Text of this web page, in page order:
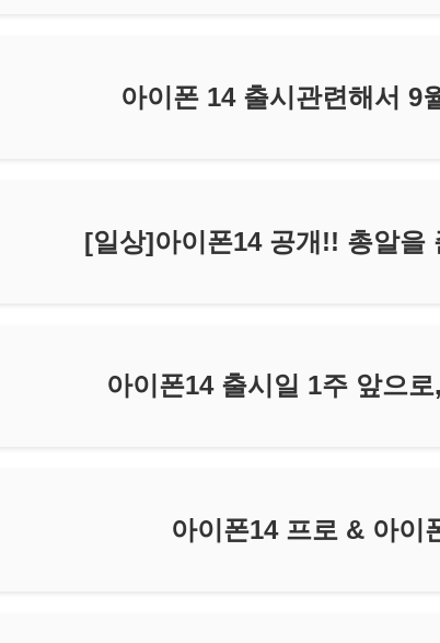
아이폰 14 출시관련해서 9
[일상]아이폰14 공개!! 총알을
아이폰14 출시일 1주 앞으
아이폰14 프로 & 아이